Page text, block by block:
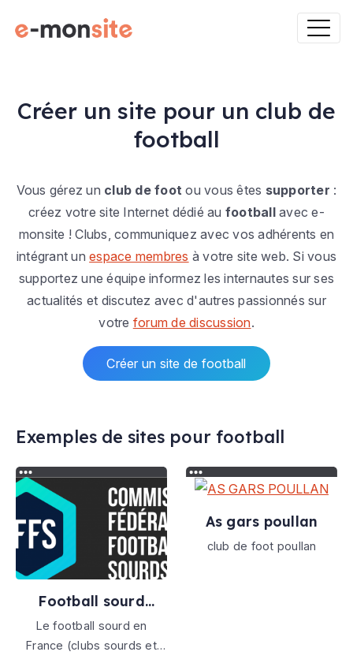
Créer un site pour un club de
football
Vous gérez un club de foot ou vous êtes supporter :
créez votre site Internet dédié au footballavec e-
monsite ! Clubs, communiquez avec vos adhérents en
intégrant unespace membres à votre site web. Si vous
supportez une équipe informez les internautes sur ses
actualités et discutez avec d'autres passionnés sur
votre forum de discussion.
Créer un site de football
Exemples de sites pour football
Football sourd
handisport
Le football sourd en
France (clubs sourds et
As gars poullan
club de foot poullan